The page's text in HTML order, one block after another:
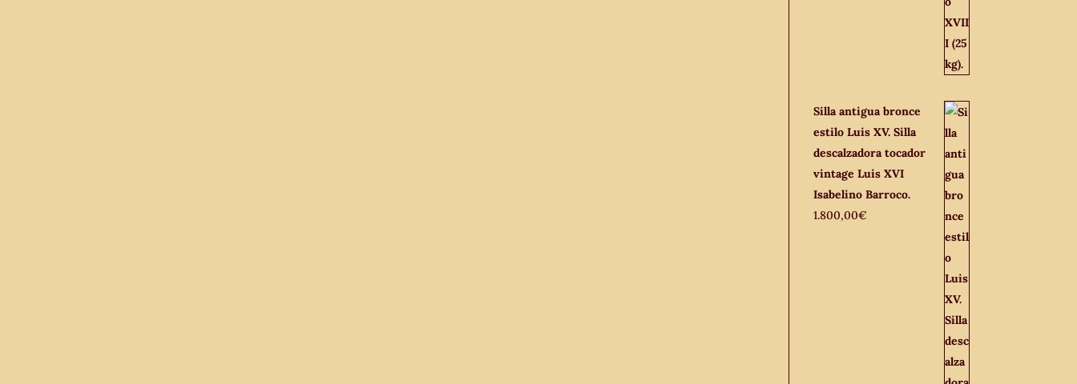
Silla antigua bronce
estilo Luis XV. Silla
descalzadora tocador
vintage Luis XVI
Isabelino Barroco.
1.800,00€